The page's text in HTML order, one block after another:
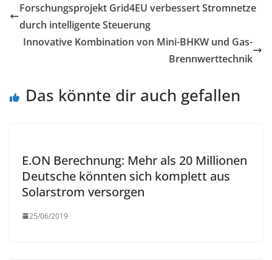
Forschungsprojekt Grid4EU verbessert Stromnetze
durch intelligente Steuerung
Innovative Kombination von Mini-BHKW und Gas-
Brennwerttechnik
Das könnte dir auch gefallen
E.ON Berechnung: Mehr als 20 Millionen
Deutsche könnten sich komplett aus
Solarstrom versorgen
25/06/2019